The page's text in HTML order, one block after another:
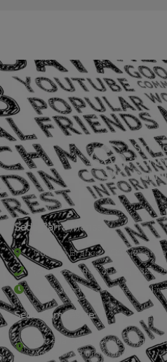
Sede Barra Mansa
Rua Rio Branco, nº107 (2º
(24) 3323-2848 ou (24) 3323-
De segunda à sexta-feira , das
Sede Campestre:
Estrada Governador Chagas
Antônio – Barra Mansa